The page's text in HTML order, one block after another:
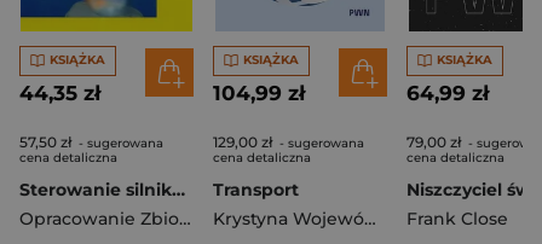
KSIĄŻKA
44,35 zł
57,50 zł - sugerowana
cena detaliczna
Sterowanie silników o zapłonie iskrowym Zasada działania Podzespoły
Opracowanie Zbiorowe
KSIĄŻKA
104,99 zł
129,00 zł - sugerowana
cena detaliczna
Transport
Krystyna Wojewódzka-Król
, Załoga
KSIĄŻKA
64,99 zł
79,00 zł -
cena detaliczna
Frank Close